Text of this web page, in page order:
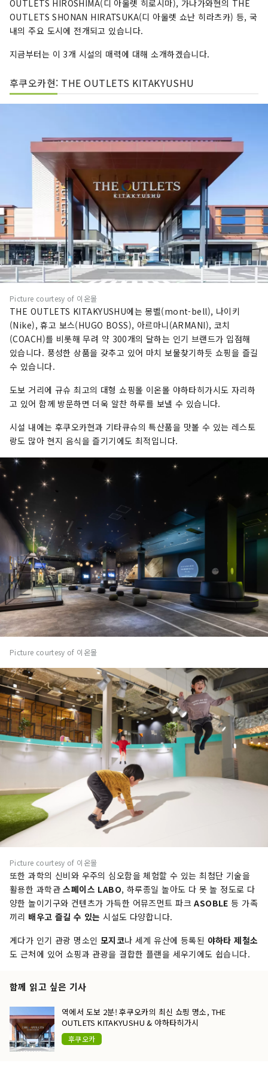
OUTLETS HIROSHIMA(디 아울렛 히로시마), 가나가와현의 THE
OUTLETS SHONAN HIRATSUKA(디 아울렛 쇼난 히라츠카) 등, 국
내의 주요 도시에 전개되고 있습니다.
지금부터는 이 3개 시설의 매력에 대해 소개하겠습니다.
후쿠오카현: THE OUTLETS KITAKYUSHU
Picture courtesy of 이온몰
THE OUTLETS KITAKYUSHU에는 몽벨(mont-bell), 나이키
(Nike), 휴고 보스(HUGO BOSS), 아르마니(ARMANI), 코치
(COACH)를 비롯해 무려 약 300개의 달하는 인기 브랜드가 입점해
있습니다. 풍성한 상품을 갖추고 있어 마치 보물찾기하듯 쇼핑을 즐길
수 있습니다.
도보 거리에 규슈 최고의 대형 쇼핑몰 이온몰 야하타히가시도 자리하
고 있어 함께 방문하면 더욱 알찬 하루를 보낼 수 있습니다.
시설 내에는 후쿠오카현과 기타큐슈의 특산품을 맛볼 수 있는 레스토
랑도 많아 현지 음식을 즐기기에도 최적입니다.
Picture courtesy of 이온몰
Picture courtesy of 이온몰
또한 과학의 신비와 우주의 심오함을 체험할 수 있는 최첨단 기술을
활용한 과학관스페이스 LABO, 하루종일 놀아도 다 못 놀 정도로 다
양한 놀이기구와 컨텐츠가 가득한 어뮤즈먼트 파크ASOBLE 등 가족
끼리 배우고 즐길 수 있는 시설도 다양합니다.
게다가 인기 관광 명소인 모지코나 세계 유산에 등록된 야하타 제철소
도 근처에 있어 쇼핑과 관광을 결합한 플랜을 세우기에도 쉽습니다.
함께 읽고 싶은 기사
역에서 도보 2분! 후쿠오카의 최신 쇼핑 명소, THE
OUTLETS KITAKYUSHU & 야하타히가시
후쿠오카